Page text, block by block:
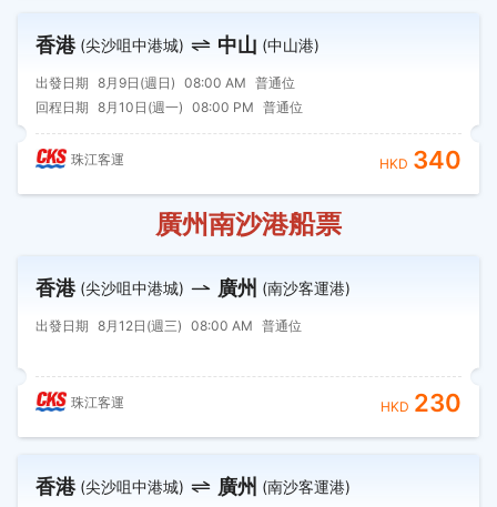
香港 (尖沙咀中港城) 中山 (中山港)
出發日期 8月9日(週日) 08:00 AM 普通位
回程日期 8月10日(週一) 08:00 PM 普通位
珠江客運 HKD 340
廣州南沙港船票
香港 (尖沙咀中港城) 廣州 (南沙客運港)
出發日期 8月12日(週三) 08:00 AM 普通位
珠江客運 HKD 230
香港 (尖沙咀中港城) 廣州 (南沙客運港)